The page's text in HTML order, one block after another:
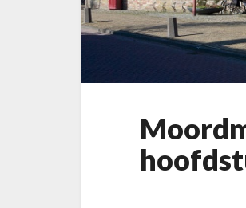
k
e